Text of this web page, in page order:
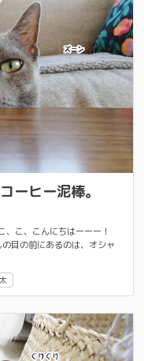
ーヒー泥棒。
こ、こんにちはーーー！
目の前にあるのは、オシャ